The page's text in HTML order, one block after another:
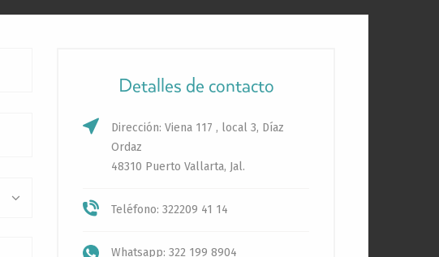
Detalles de contacto
Dirección: Viena 117 , local 3, Díaz
Ordaz
48310 Puerto Vallarta, Jal.
Teléfono: 322209 41 14
Whatsapp: 322 199 8904